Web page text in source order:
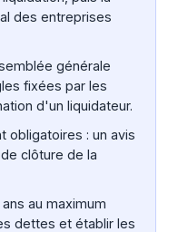
des entreprises
générale
fixées par les
d'un liquidateur.
obligatoires : un avis
clôture de la
au maximum
dettes et établir les